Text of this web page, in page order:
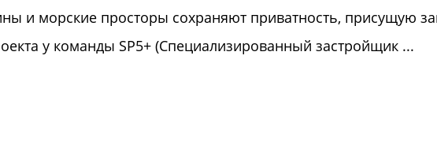
и морские просторы сохраняют приватность, присущую
у команды SP5+ (Специализированный застройщик ...